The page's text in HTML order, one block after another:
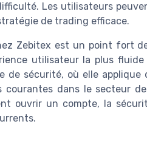
Les utilisateurs
de trading efficace.
Zebitex est un point fort
utilisateur la plus
de sécurité, où elle
courantes dans le secteur
ouvrir un compte, la